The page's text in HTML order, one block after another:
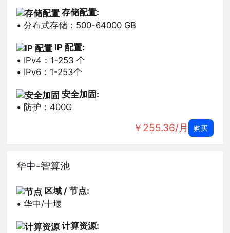
存储配置​:
• 分布式存储：500-64000 GB
IP 配置:
• IPv4：1-253 个
• IPv6：1-253个
安全加固:
• 防护：400G
￥255.36/月 购买
华中-智算池
区域 / 节点​:
• 华中/十堰
计算资源: